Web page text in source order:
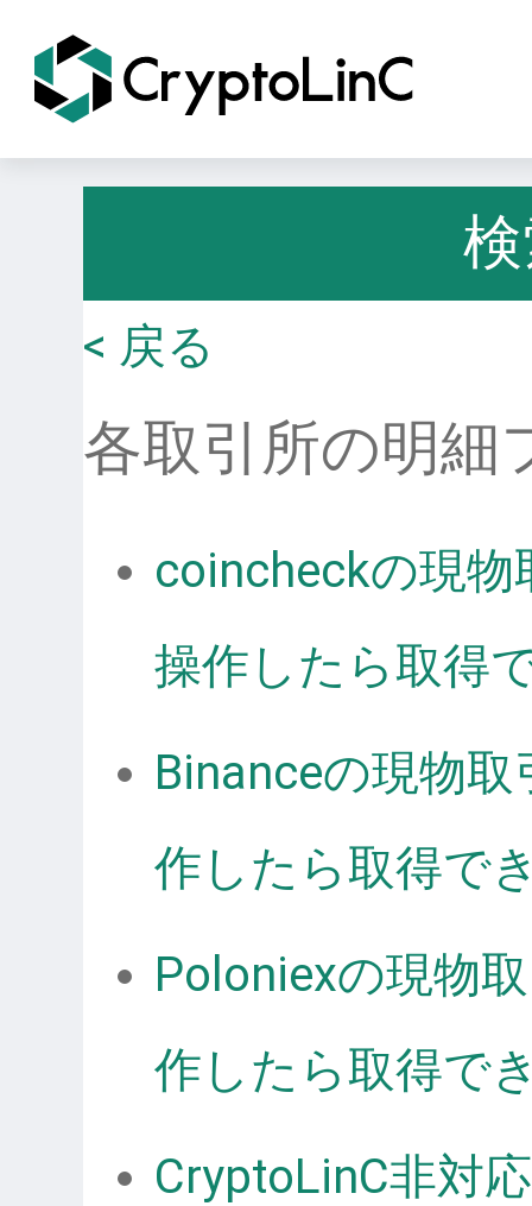
< 戻る
各取引所の明細
coincheckの現
操作したら取得
Binanceの現物
作したら取得で
Poloniexの現物
作したら取得で
CryptoLinC非対